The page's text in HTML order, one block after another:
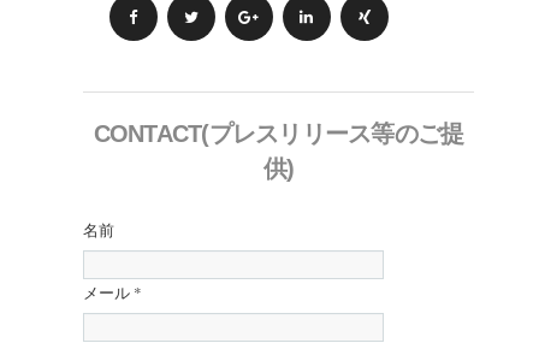
CONTACT(プレスリリース等のご提
供)
名前
メール *